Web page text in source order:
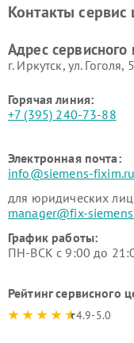
Siemens
Siemens
Контакты сервис
Адрес
г. Иркутск, ул. ​Гоголя,
Горячая линия:
+7 (395) 240-73-88
Электронная почта:
info@siemens-fixim.ru
для юридических лиц
manager@fix-
График работы:
ПН-ВСК с 9:00 до
Рейтинг сервисного
4.9-5.0